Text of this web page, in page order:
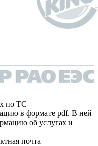
по ТС
в формате pdf. В ней
об услугах и
почта